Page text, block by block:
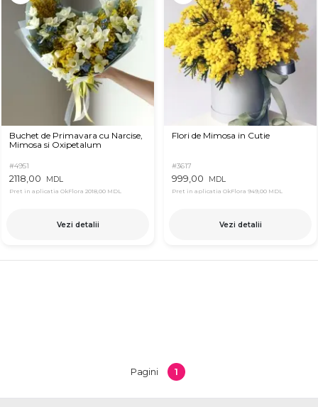
Buchet de Primavara cu Narcise,
Mimosa si Oxipetalum
#4951
2118,00 MDL
Pret in aplicatia OkFlora 2018,00 MDL
Vezi detalii
Flori de Mimosa in Cutie
#3617
999,00 MDL
Pret in aplicatia OkFlora 949,00 MDL
Vezi detalii
Pagini 1